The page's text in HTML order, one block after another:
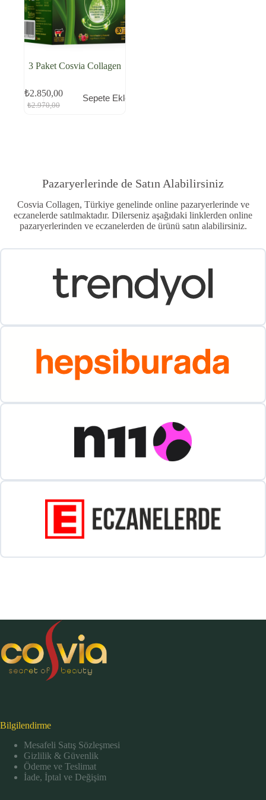
3 Paket Cosvia Collagen
₺2.970,00
Orijinal
₺2.850,00
Şu
Sepete Ekle
Pazaryerlerinde de Satın Alabilirsiniz
Cosvia Collagen, Türkiye genelinde online pazaryerlerinde ve
eczanelerde satılmaktadır. Dilerseniz aşağıdaki linklerden online
pazaryerlerinden ve eczanelerden de ürünü satın alabilirsiniz.
Bilgilendirme
Mesafeli Satış Sözleşmesi
Gizlilik & Güvenlik
Ödeme ve Teslimat
İade, İptal ve Değişim